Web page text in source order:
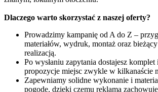
Dlaczego warto skorzystać z naszej oferty?
Prowadzimy kampanię od A do Z –
materiałów, wydruk, montaż oraz
realizacją.
Po wysłaniu zapytania dostajesz
propozycje miejsc zwykle w kilkanaście
Zapewniamy solidne wykonanie i
pogodę, dzięki czemu reklama